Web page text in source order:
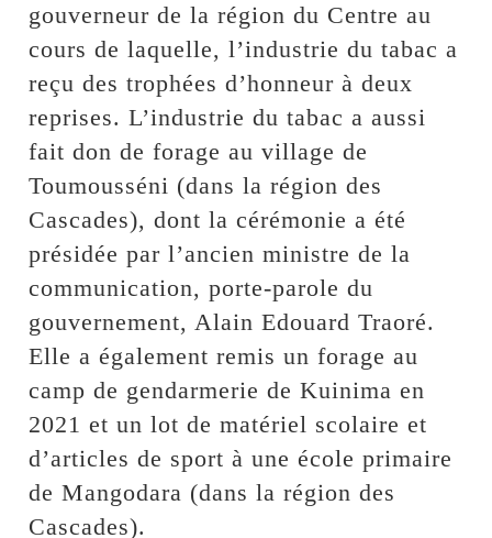
gouverneur de la région du Centre au
cours de laquelle, l’industrie du tabac a
reçu des trophées d’honneur à deux
reprises. L’industrie du tabac a aussi
fait don de forage au village de
Toumousséni (dans la région des
Cascades), dont la cérémonie a été
présidée par l’ancien ministre de la
communication, porte-parole du
gouvernement, Alain Edouard Traoré.
Elle a également remis un forage au
camp de gendarmerie de Kuinima en
2021 et un lot de matériel scolaire et
d’articles de sport à une école primaire
de Mangodara (dans la région des
Cascades).